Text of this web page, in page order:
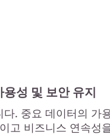
성 및 보안 유지
. 중요 데이터의 가
고 비즈니스 연속성